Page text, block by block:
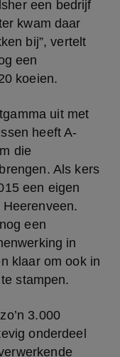
een bedrijf
kwam daar
bij”, vertelt
een
koeien.
uit met
heeft A-
die
Als kers
een eigen
een
in
klaar om ook in
stampen.
3.000
onderdeel